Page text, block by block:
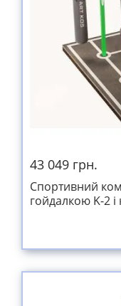
43 049 грн.
Спортивний